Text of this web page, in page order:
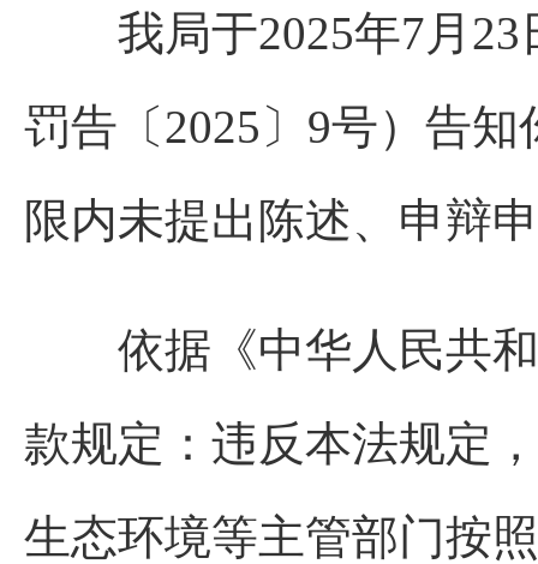
我局于2025年7月23
罚告〔2025〕9号）告
限内未提出陈述、申辩
依据《中华人民共和
款规定：违反本法规定
生态环境等主管部门按